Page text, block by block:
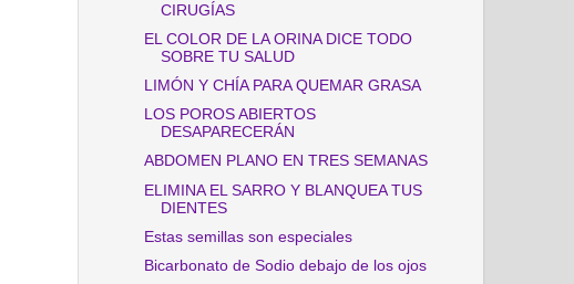
CIRUGÍAS
EL COLOR DE LA ORINA DICE TODO
SOBRE TU SALUD
LIMÓN Y CHÍA PARA QUEMAR GRASA
LOS POROS ABIERTOS
DESAPARECERÁN
ABDOMEN PLANO EN TRES SEMANAS
ELIMINA EL SARRO Y BLANQUEA TUS
DIENTES
Estas semillas son especiales
Bicarbonato de Sodio debajo de los ojos